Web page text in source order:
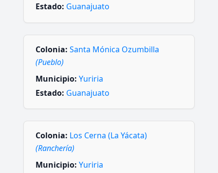
Estado: Guanajuato
Colonia: Santa Mónica Ozumbilla
(Pueblo)
Municipio: Yuriria
Estado: Guanajuato
Colonia: Los Cerna (La Yácata)
(Ranchería)
Municipio: Yuriria